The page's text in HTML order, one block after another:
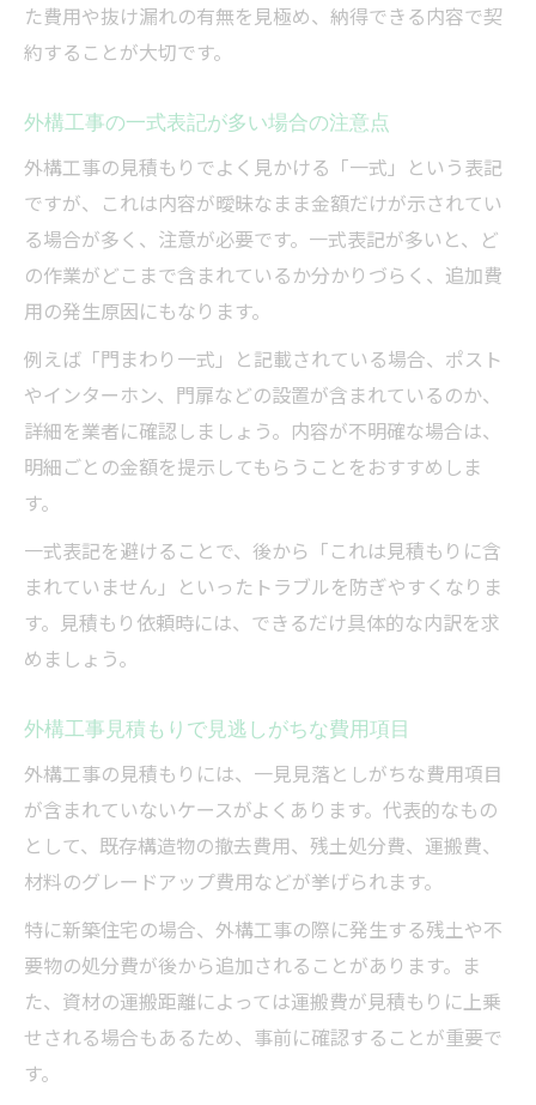
た費用や抜け漏れの有無を見極め、納得できる内容で契
約することが大切です。
外構工事の一式表記が多い場合の注意点
外構工事の見積もりでよく見かける「一式」という表記
ですが、これは内容が曖昧なまま金額だけが示されてい
る場合が多く、注意が必要です。一式表記が多いと、ど
の作業がどこまで含まれているか分かりづらく、追加費
用の発生原因にもなります。
例えば「門まわり一式」と記載されている場合、ポスト
やインターホン、門扉などの設置が含まれているのか、
詳細を業者に確認しましょう。内容が不明確な場合は、
明細ごとの金額を提示してもらうことをおすすめしま
す。
一式表記を避けることで、後から「これは見積もりに含
まれていません」といったトラブルを防ぎやすくなりま
す。見積もり依頼時には、できるだけ具体的な内訳を求
めましょう。
外構工事見積もりで見逃しがちな費用項目
外構工事の見積もりには、一見見落としがちな費用項目
が含まれていないケースがよくあります。代表的なもの
として、既存構造物の撤去費用、残土処分費、運搬費、
材料のグレードアップ費用などが挙げられます。
特に新築住宅の場合、外構工事の際に発生する残土や不
要物の処分費が後から追加されることがあります。ま
た、資材の運搬距離によっては運搬費が見積もりに上乗
せされる場合もあるため、事前に確認することが重要で
す。